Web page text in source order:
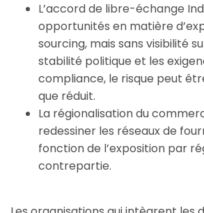
L’accord de libre-échange
opportunités en matière
sourcing, mais sans visibilité
stabilité politique et les
compliance, le risque peut
que réduit.
La régionalisation du
redessiner les réseaux de
fonction de l’exposition par
contrepartie.